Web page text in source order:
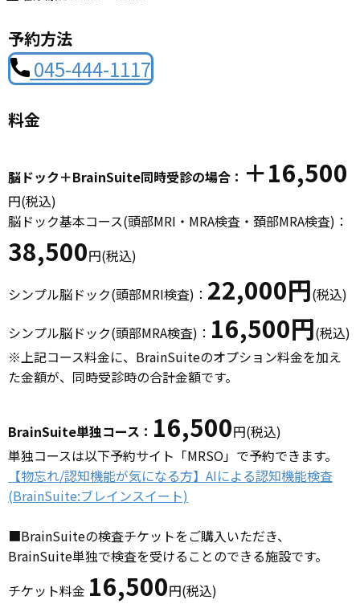
予約方法
045-444-1117
料金
脳ドック＋BrainSuite同時受診の場合： ＋16,500
円(税込)
脳ドック基本コース(頭部MRI・MRA検査・頚部MRA検査)：
38,500円(税込)
シンプル脳ドック(頭部MRI検査)： 22,000円(税込)
シンプル脳ドック(頭部MRA検査)： 16,500円(税込)
※上記コース料金に、BrainSuiteのオプション料金を加え
た金額が、同時受診時の合計金額です。
BrainSuite単独コース： 16,500円(税込)
単独コースは以下予約サイト「MRSO」で予約できます。
【物忘れ/認知機能が気になる方】AIによる認知機能検査
(BrainSuite:ブレインスイート)
■BrainSuiteの検査チケットをご購入いただき、
BrainSuite単独で検査を受けることのできる施設です。
チケット料金 16,500円(税込)